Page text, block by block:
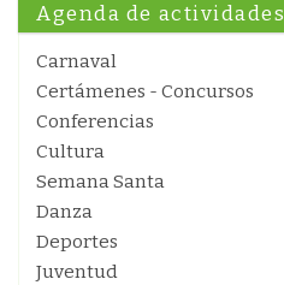
Agenda de actividades
Carnaval
Certámenes - Concursos
Conferencias
Cultura
Semana Santa
Danza
Deportes
Juventud